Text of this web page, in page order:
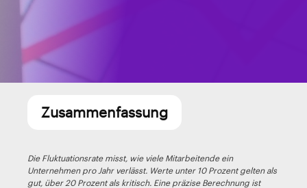
Zusammenfassung
Die Fluktuationsrate misst, wie viele Mitarbeitende ein
Unternehmen pro Jahr verlässt. Werte unter 10 Prozent gelten als
gut, über 20 Prozent als kritisch. Eine präzise Berechnung ist